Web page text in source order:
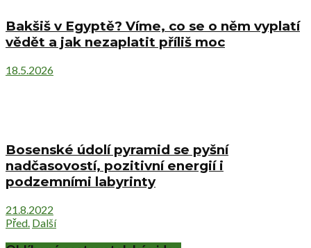
Bakšiš v Egyptě? Víme, co se o něm vyplatí
vědět a jak nezaplatit příliš moc
18.5.2026
Bosenské údolí pyramid se pyšní
nadčasovostí, pozitivní energií i
podzemními labyrinty
21.8.2022
Před. Další